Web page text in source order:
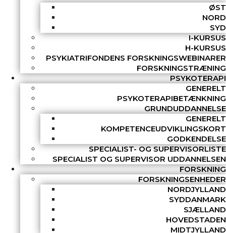
ØST
NORD
SYD
I-KURSUS
H-KURSUS
PSYKIATRIFONDENS FORSKNINGSWEBINARER
FORSKNINGSTRÆNING
PSYKOTERAPI
GENERELT
PSYKOTERAPIBETÆNKNING
GRUNDUDDANNELSE
GENERELT
KOMPETENCEUDVIKLINGSKORT
GODKENDELSE
SPECIALIST- OG SUPERVISORLISTE
SPECIALIST OG SUPERVISOR UDDANNELSEN
FORSKNING
FORSKNINGSENHEDER
NORDJYLLAND
SYDDANMARK
SJÆLLAND
HOVEDSTADEN
MIDTJYLLAND